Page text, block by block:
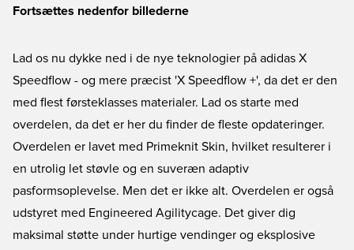
Fortsættes nedenfor billederne
Lad os nu dykke ned i de nye teknologier på adidas X
Speedflow - og mere præcist 'X Speedflow +', da det er den
med flest førsteklasses materialer. Lad os starte med
overdelen, da det er her du finder de fleste opdateringer.
Overdelen er lavet med Primeknit Skin, hvilket resulterer i
en utrolig let støvle og en suveræn adaptiv
pasformsoplevelse. Men det er ikke alt. Overdelen er også
udstyret med Engineered Agilitycage. Det giver dig
maksimal støtte under hurtige vendinger og eksplosive